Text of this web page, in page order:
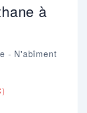
à
- N'abîment